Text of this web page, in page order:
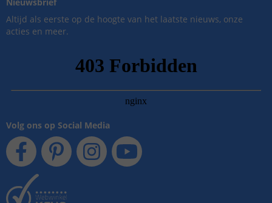
Altijd als eerste op de hoogte van het laatste nieuws, onze
acties en meer.
Volg ons op Social Media